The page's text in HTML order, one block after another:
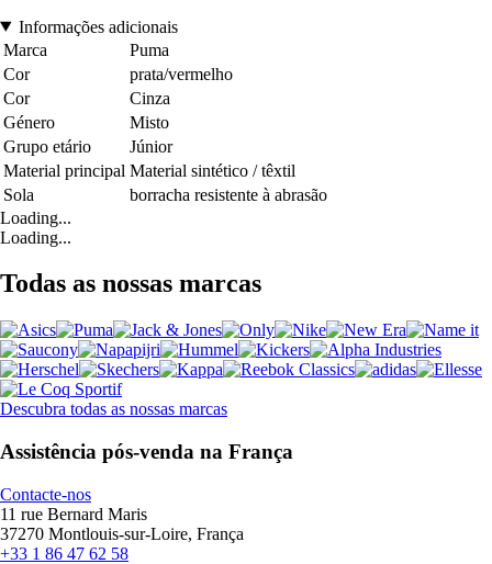
Informações adicionais
Marca
Puma
Cor
prata/vermelho
Cor
Cinza
Género
Misto
Grupo etário
Júnior
Material principal Material sintético / têxtil
Sola
borracha resistente à abrasão
Loading...
Loading...
Todas as nossas marcas
Descubra todas as nossas marcas
Assistência pós-venda na França
Contacte-nos
11 rue Bernard Maris
37270 Montlouis-sur-Loire, França
+33 1 86 47 62 58